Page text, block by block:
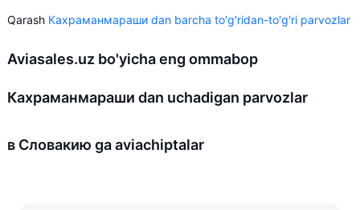
Qarash Кахраманмараши dan barcha to'g'ridan-to'g'ri parvozlar
Aviasales.uz bo'yicha eng ommabop
Кахраманмараши dan uchadigan parvozlar
в Словакию ga aviachiptalar